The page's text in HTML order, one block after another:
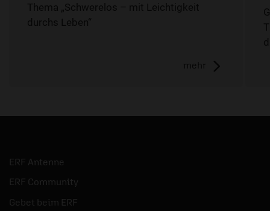
Thema „Schwerelos – mit Leichtigkeit
durchs Leben“
mehr
ERF Antenne
ERF Community
Gebet beim ERF